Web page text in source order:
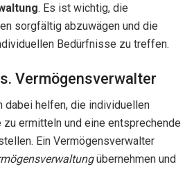
. Es ist wichtig, die
sorgfältig abzuwägen und die
Bedürfnisse zu treffen.
Vermögensverwalter
dabei helfen, die individuellen
ermitteln und eine entsprechende
Ein Vermögensverwalter
übernehmen und